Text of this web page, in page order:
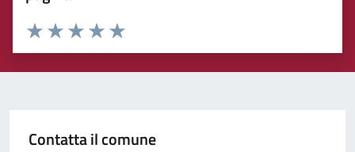
Rating:
Valuta 5 stelle su 5
Valuta 4 stelle su 5
Valuta 3 stelle su 5
Valuta 2 stelle su 5
Valuta 1 stelle su 5
Contatta il comune